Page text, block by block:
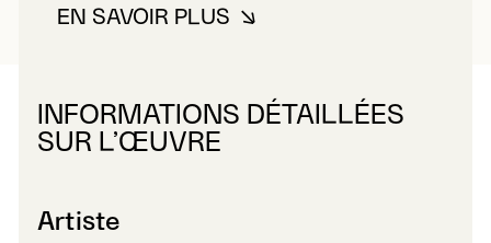
EN SAVOIR PLUSÀ PROPOS DE DYONNET,
INFORMATIONS DÉTAILLÉES
SUR L’ŒUVRE
Artiste